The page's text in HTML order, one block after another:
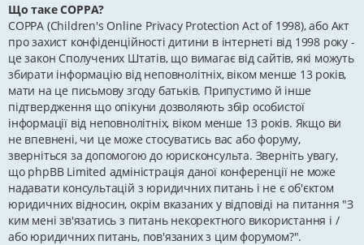
Що таке COPPA?
COPPA (Children's Online Privacy Protection Act of 1998), або Акт
про захист конфіденційності дитини в інтернеті від 1998 року -
це закон Сполучених Штатів, що вимагає від сайтів, які можуть
збирати інформацію від неповнолітніх, віком менше 13 років,
мати на це письмову згоду батьків. Припустимо й інше
підтвердження що опікуни дозволяють збір особистої
інформації від неповнолітніх, віком менше 13 років. Якщо ви
не впевнені, чи це може стосуватись вас або форуму,
зверніться за допомогою до юрисконсульта. Зверніть увагу,
що phpBB Limited адміністрація даної конференції не може
надавати консультацій з юридичних питань і не є об'єктом
юридичних відносин, окрім вказаних у відповіді на питання "З
ким мені зв'язатись з питань некоректного використання і /
або юридичних питань, пов'язаних з цим форумом?".